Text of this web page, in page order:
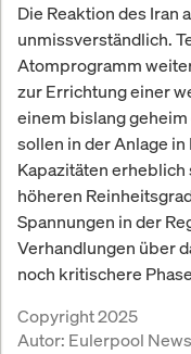
Die Reaktion des Iran
unmissverständlich.
Atomprogramm
zur Errichtung einer
einem bislang
sollen in der Anlage
Kapazitäten erheblich
höheren
Spannungen in der
Verhandlungen über
noch kritischere
Copyright 2025
Autor: Eulerpool News